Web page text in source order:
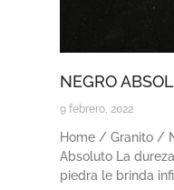
NEGRO
9 febrero, 2022
Home / Granito /
Absoluto La
piedra le brinda